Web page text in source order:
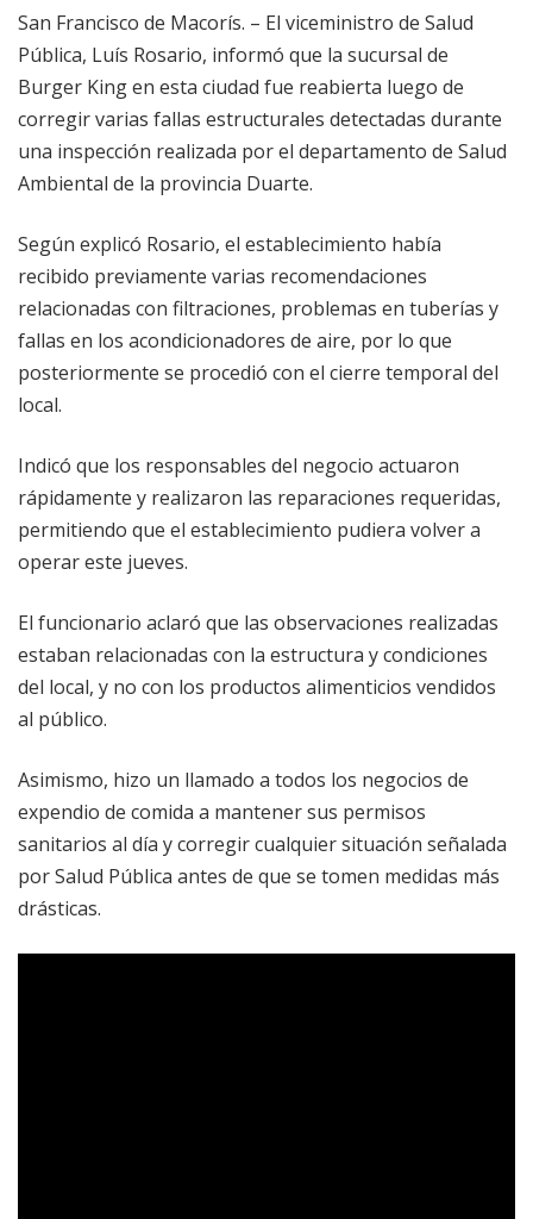
San Francisco de Macorís. – El viceministro de Salud
Pública, Luís Rosario, informó que la sucursal de
Burger King en esta ciudad fue reabierta luego de
corregir varias fallas estructurales detectadas durante
una inspección realizada por el departamento de Salud
Ambiental de la provincia Duarte.
Según explicó Rosario, el establecimiento había
recibido previamente varias recomendaciones
relacionadas con filtraciones, problemas en tuberías y
fallas en los acondicionadores de aire, por lo que
posteriormente se procedió con el cierre temporal del
local.
Indicó que los responsables del negocio actuaron
rápidamente y realizaron las reparaciones requeridas,
permitiendo que el establecimiento pudiera volver a
operar este jueves.
El funcionario aclaró que las observaciones realizadas
estaban relacionadas con la estructura y condiciones
del local, y no con los productos alimenticios vendidos
al público.
Asimismo, hizo un llamado a todos los negocios de
expendio de comida a mantener sus permisos
sanitarios al día y corregir cualquier situación señalada
por Salud Pública antes de que se tomen medidas más
drásticas.